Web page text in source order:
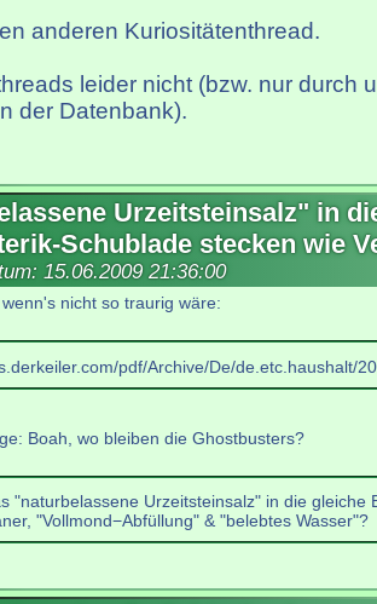
anderen Kuriositätenthread.
leider nicht (bzw. nur durch
der Datenbank).
Urzeitsteinsalz" in
Schublade stecken wie
15.06.2009 21:36:00
nicht so traurig wäre:
pdf/Archive/De/de.etc.haushalt/
Boah, wo bleiben die Ghostbusters?
"naturbelassene Urzeitsteinsalz" in die gleiche
"Vollmond−Abfüllung" & "belebtes Wasser"?